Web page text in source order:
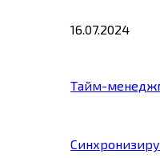
16.07.2024
Тайм-